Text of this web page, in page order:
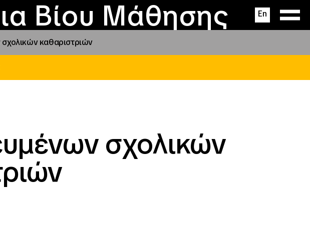
Βίου Μάθησης En
δράσεις
καθαριστριών
σχολικών